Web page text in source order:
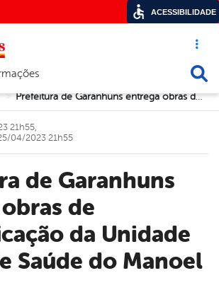
Acesso
de navegação
> Prefeitura de Garanhuns entrega obras de requalificação da Unidade Básica de Saúde do Manoel Chéu
de
da Unidade
Saúde do Manoel
21h55,
04/2023 21h55
ACESSIBILIDADE